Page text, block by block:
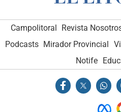
Campolitoral Revista
Podcasts Mirador Provincial
Notife